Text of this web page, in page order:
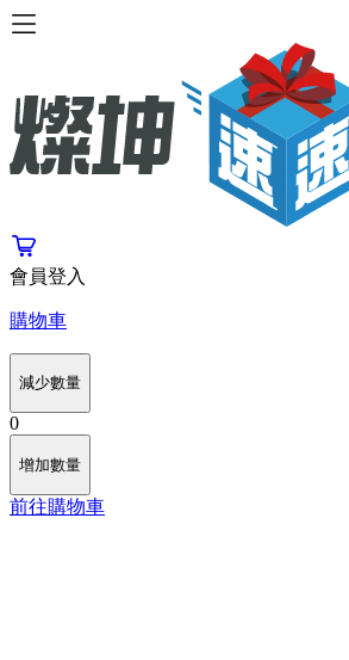
會員登入
購物車
減少數量
0
增加數量
前往購物車